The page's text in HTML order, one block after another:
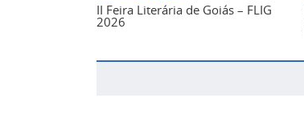
II Feira Literária de Goiás – FLIG
2026